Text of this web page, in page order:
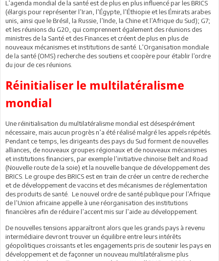
L’agenda mondial de la santé est de plus en plus influencé par les BRICS
(élargis pour représenter l’Iran, l’Égypte, l’Éthiopie et les Émirats arabes
unis, ainsi que le Brésil, la Russie, l’Inde, la Chine et l’Afrique du Sud); G7;
et les réunions du G20, qui comprennent également des réunions des
ministres de la Santé et des Finances et créent de plus en plus de
nouveaux mécanismes et institutions de santé. L’Organisation mondiale
de la santé (OMS) recherche des soutiens et coopère pour établir l’ordre
du jour de ces réunions.
Réinitialiser le multilatéralisme
mondial
Une réinitialisation du multilatéralisme mondial est désespérément
nécessaire, mais aucun progrès n’a été réalisé malgré les appels répétés.
Pendant ce temps, les dirigeants des pays du Sud forment de nouvelles
alliances, de nouveaux groupes régionaux et de nouveaux mécanismes
et institutions financiers, par exemple l’initiative chinoise Belt and Road
(Nouvelle route de la soie) et la nouvelle banque de développement des
BRICS. Le groupe des BRICS est en train de créer un centre de recherche
et de développement de vaccins et des mécanismes de réglementation
des produits de santé. Le nouvel ordre de santé publique pour l’Afrique
de l’Union africaine appelle à une réorganisation des institutions
financières afin de réduire l’accent mis sur l’aide au développement.
De nouvelles tensions apparaîtront alors que les grands pays à revenu
intermédiaire devront trouver un équilibre entre leurs intérêts
géopolitiques croissants et les engagements pris de soutenir les pays en
développement et de façonner un nouveau multilatéralisme plus